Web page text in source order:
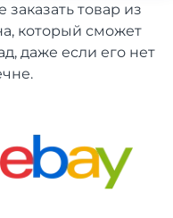
товар из
который сможет
даже если его нет